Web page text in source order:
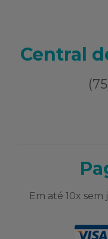
Central
Em até 10x